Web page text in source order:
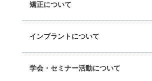
矯正について
インプラントについて
学会・セミナー活動について